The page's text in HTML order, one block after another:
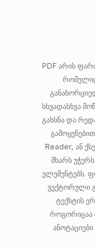
PDF არის
რომელიც
სხვადასხვა
გახსნა და
Reader, ან
მხარს
ელემენტებს.
ვექტორული
ტექსტის
როგორიცაა